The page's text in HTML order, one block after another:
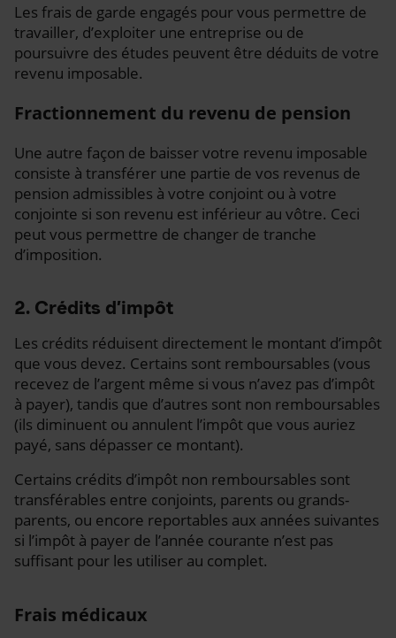
Les frais de garde engagés pour vous permettre de
travailler, d’exploiter une entreprise ou de
poursuivre des études peuvent être déduits de votre
revenu imposable.
Fractionnement du revenu de pension
Une autre façon de baisser votre revenu imposable
consiste à transférer une partie de vos revenus de
pension admissibles à votre conjoint ou à votre
conjointe si son revenu est inférieur au vôtre. Ceci
peut vous permettre de changer de tranche
d’imposition.
2. Crédits d’impôt
Les crédits réduisent directement le montant d’impôt
que vous devez. Certains sont remboursables (vous
recevez de l’argent même si vous n’avez pas d’impôt
à payer), tandis que d’autres sont non remboursables
(ils diminuent ou annulent l’impôt que vous auriez
payé, sans dépasser ce montant).
Certains crédits d’impôt non remboursables sont
transférables entre conjoints, parents ou grands-
parents, ou encore reportables aux années suivantes
si l’impôt à payer de l’année courante n’est pas
suffisant pour les utiliser au complet.
Frais médicaux